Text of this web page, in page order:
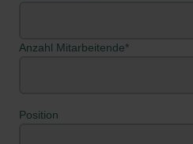
Anzahl Mitarbeitende*
Position